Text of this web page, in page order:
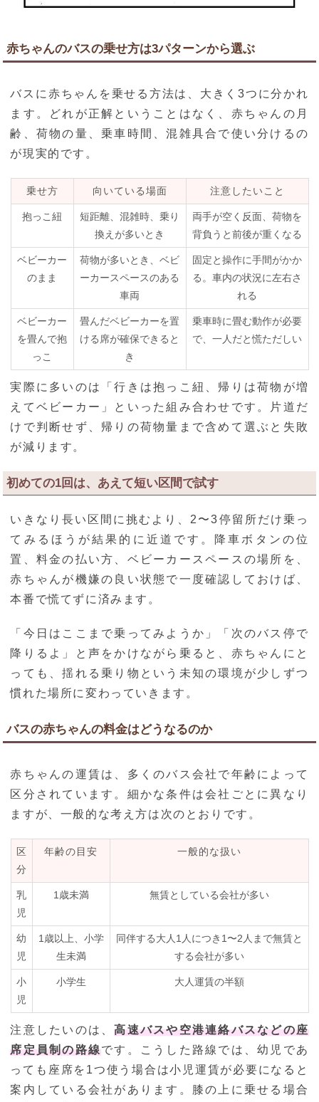
赤ちゃんのバスの乗せ方は3パターンから選ぶ
バスに赤ちゃんを乗せる方法は、大きく3つに分かれ
ます。どれが正解ということはなく、赤ちゃんの月
齢、荷物の量、乗車時間、混雑具合で使い分けるの
が現実的です。
乗せ方 向いている場面 注意したいこと
抱っこ紐
短距離、混雑時、乗り
換えが多いとき
両手が空く反面、荷物を
背負うと前後が重くなる
ベビーカー
のまま
荷物が多いとき、ベビ
ーカースペースのある
車両
固定と操作に手間がかか
る。車内の状況に左右さ
れる
ベビーカー
を畳んで抱
っこ
畳んだベビーカーを置
ける席が確保できると
き
乗車時に畳む動作が必要
で、一人だと慌ただしい
実際に多いのは「行きは抱っこ紐、帰りは荷物が増
えてベビーカー」といった組み合わせです。片道だ
けで判断せず、帰りの荷物量まで含めて選ぶと失敗
が減ります。
初めての1回は、あえて短い区間で試す
いきなり長い区間に挑むより、2〜3停留所だけ乗っ
てみるほうが結果的に近道です。降車ボタンの位
置、料金の払い方、ベビーカースペースの場所を、
赤ちゃんが機嫌の良い状態で一度確認しておけば、
本番で慌てずに済みます。
「今日はここまで乗ってみようか」「次のバス停で
降りるよ」と声をかけながら乗ると、赤ちゃんにと
っても、揺れる乗り物という未知の環境が少しずつ
慣れた場所に変わっていきます。
バスの赤ちゃんの料金はどうなるのか
赤ちゃんの運賃は、多くのバス会社で年齢によって
区分されています。細かな条件は会社ごとに異なり
ますが、一般的な考え方は次のとおりです。
区
分
年齢の目安 一般的な扱い
乳
児
1歳未満 無賃としている会社が多い
幼
児
1歳以上、小学
生未満
同伴する大人1人につき1〜2人まで無賃と
する会社が多い
小
児
小学生 大人運賃の半額
注意したいのは、高速バスや空港連絡バスなどの座
席定員制の路線です。こうした路線では、幼児であ
っても座席を1つ使う場合は小児運賃が必要になると
案内している会社があります。膝の上に乗せる場合